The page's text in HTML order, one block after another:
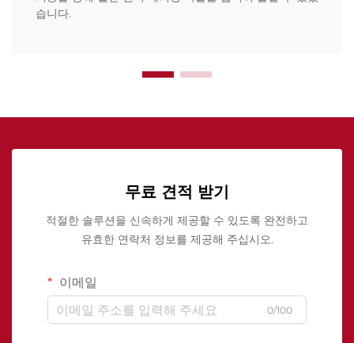
습니다.
무료 견적 받기
적절한 솔루션을 신속하게 제공할 수 있도록 완전하고
유효한 연락처 정보를 제공해 주십시오.
이메일
0/100